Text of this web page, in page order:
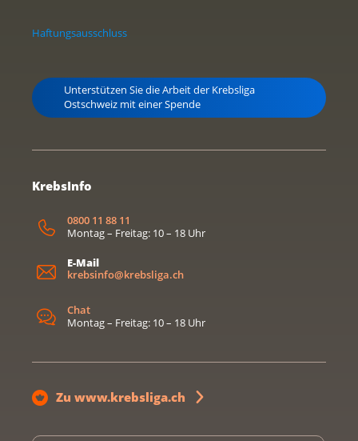
Haftungsausschluss
Unterstützen Sie die Arbeit der Krebsliga
Ostschweiz mit einer Spende
KrebsInfo
0800 11 88 11
Montag – Freitag: 10 – 18 Uhr
E-Mail
krebsinfo@krebsliga.ch
Chat
Montag – Freitag: 10 – 18 Uhr
Zu www.krebsliga.ch